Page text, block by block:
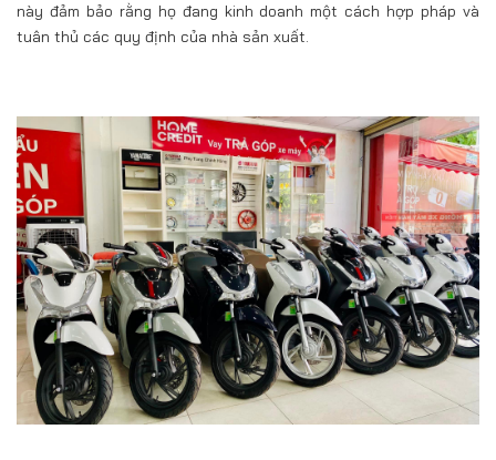
này đảm bảo rằng họ đang kinh doanh một cách hợp pháp và
tuân thủ các quy định của nhà sản xuất.